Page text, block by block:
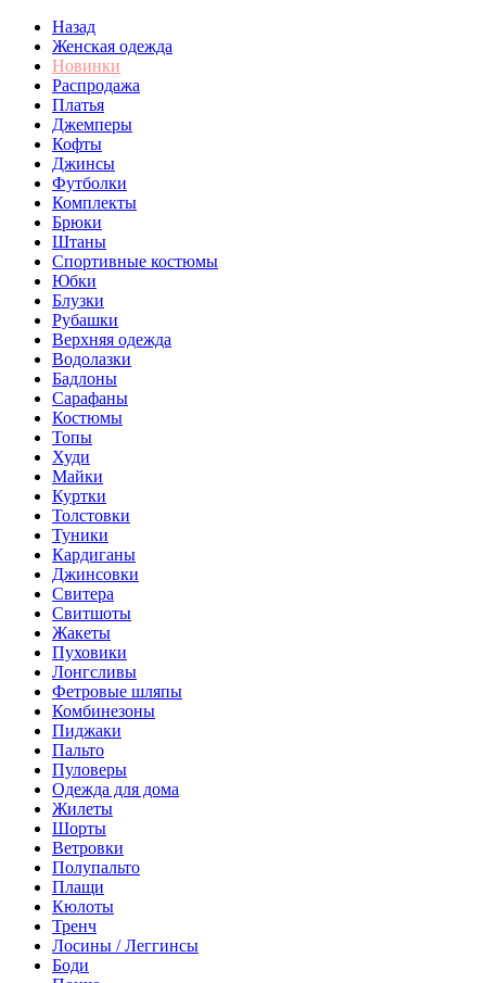
Назад
Женская одежда
Новинки
Распродажа
Платья
Джемперы
Кофты
Джинсы
Футболки
Комплекты
Брюки
Штаны
Спортивные костюмы
Юбки
Блузки
Рубашки
Верхняя одежда
Водолазки
Бадлоны
Сарафаны
Костюмы
Топы
Худи
Майки
Куртки
Толстовки
Туники
Кардиганы
Джинсовки
Свитера
Свитшоты
Жакеты
Пуховики
Лонгсливы
Фетровые шляпы
Комбинезоны
Пиджаки
Пальто
Пуловеры
Одежда для дома
Жилеты
Шорты
Ветровки
Полупальто
Плащи
Кюлоты
Тренч
Лосины / Леггинсы
Боди